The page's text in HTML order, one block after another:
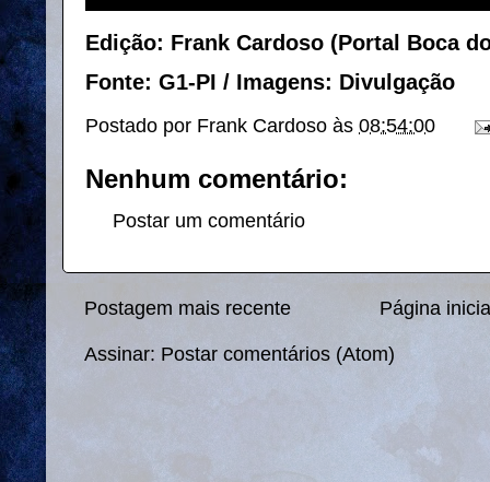
Edição: Frank Cardoso (Portal Boca
Fonte: G1-PI / Imagens: Divulgação
Postado por Frank Cardoso às 08:54:00
Nenhum comentário:
Postar um comentário
Postagem mais recente Página
Assinar: Postar comentários (Atom)